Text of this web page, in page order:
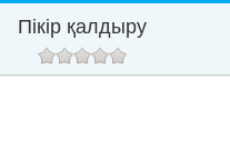
Пікір қалдыру